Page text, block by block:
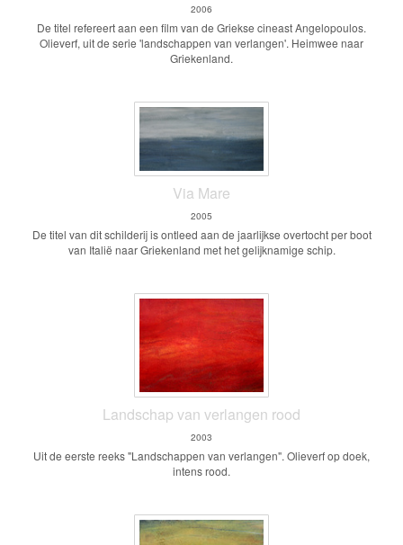
2006
De titel refereert aan een film van de Griekse cineast Angelopoulos.
Olieverf, uit de serie 'landschappen van verlangen'. Heimwee naar
Griekenland.
Via Mare
2005
De titel van dit schilderij is ontleed aan de jaarlijkse overtocht per boot
van Italië naar Griekenland met het gelijknamige schip.
Landschap van verlangen rood
2003
Uit de eerste reeks "Landschappen van verlangen". Olieverf op doek,
intens rood.